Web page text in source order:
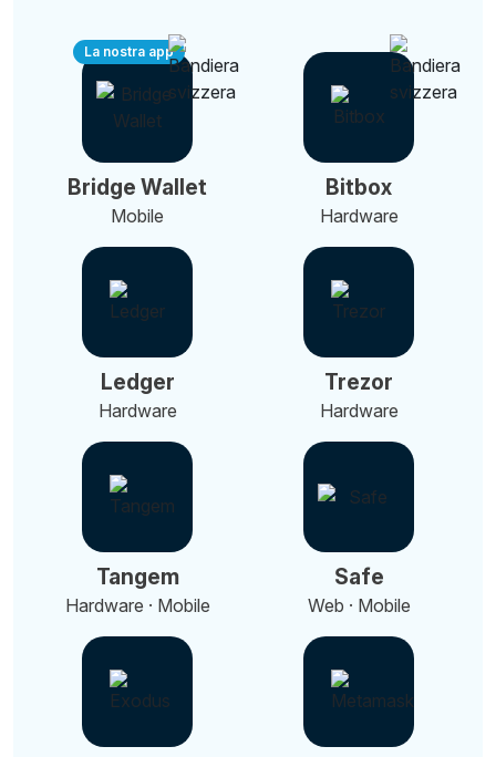
La nostra app
Bridge Wallet
Mobile
Bitbox
Hardware
Ledger
Hardware
Trezor
Hardware
Tangem
Hardware · Mobile
Safe
Web · Mobile